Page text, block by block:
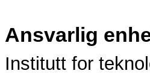
Ansvarlig
Institutt for